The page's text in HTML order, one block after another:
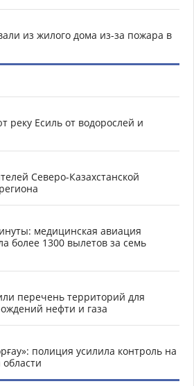
из жилого дома из-за пожара в
реку Есиль от водорослей и
Северо-Казахстанской
медицинская авиация
более 1300 вылетов за семь
перечень территорий для
нефти и газа
полиция усилила контроль на